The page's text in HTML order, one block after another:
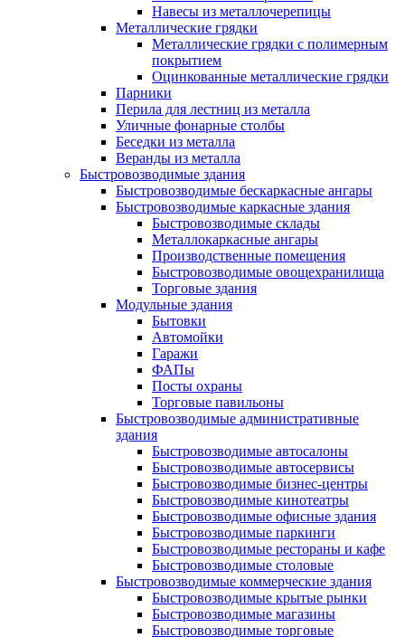
Навесы из металлочерепицы
Металлические грядки
Металлические грядки с полимерным
покрытием
Оцинкованные металлические грядки
Парники
Перила для лестниц из металла
Уличные фонарные столбы
Беседки из металла
Веранды из металла
Быстровозводимые здания
Быстровозводимые бескаркасные ангары
Быстровозводимые каркасные здания
Быстровозводимые склады
Металлокаркасные ангары
Производственные помещения
Быстровозводимые овощехранилища
Торговые здания
Модульные здания
Бытовки
Автомойки
Гаражи
ФАПы
Посты охраны
Торговые павильоны
Быстровозводимые административные
здания
Быстровозводимые автосалоны
Быстровозводимые автосервисы
Быстровозводимые бизнес-центры
Быстровозводимые кинотеатры
Быстровозводимые офисные здания
Быстровозводимые паркинги
Быстровозводимые рестораны и кафе
Быстровозводимые столовые
Быстровозводимые коммерческие здания
Быстровозводимые крытые рынки
Быстровозводимые магазины
Быстровозводимые торговые